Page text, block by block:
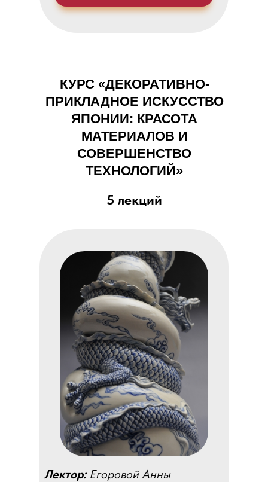
5 лекций
КУРС «ДЕКОРАТИВНО-
ПРИКЛАДНОЕ ИСКУССТВО
ЯПОНИИ: КРАСОТА
МАТЕРИАЛОВ И
СОВЕРШЕНСТВО
ТЕХНОЛОГИЙ»
Лектор: Егоровой Анны